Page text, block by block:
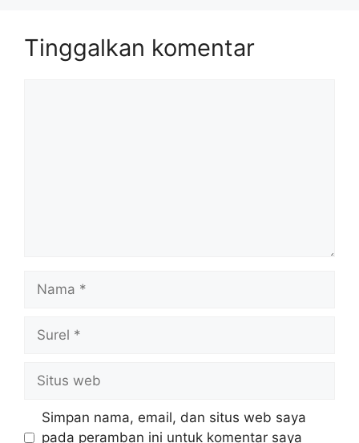
Tinggalkan komentar
Nama
Surel
Situs
web
Simpan nama, email, dan situs web saya
pada peramban ini untuk komentar saya